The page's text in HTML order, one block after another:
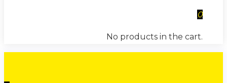
0
No products in the cart.